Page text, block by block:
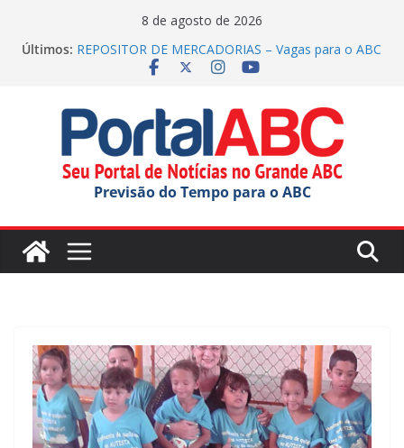
8 de agosto de 2026
Últimos: REPOSITOR DE MERCADORIAS – Vagas para o ABC
(inscrições até 26/08/2026)
Complexo Hospitalar de São Caetano inicia
implantação do ‘Notifica FUABC’
Festival ‘Sabores da Gente’ inicia em São Bernardo
OPERADOR DE CAIXA – Vagas para o ABC
(inscrições até 26/08/2026)
Previsão do Tempo para o ABC